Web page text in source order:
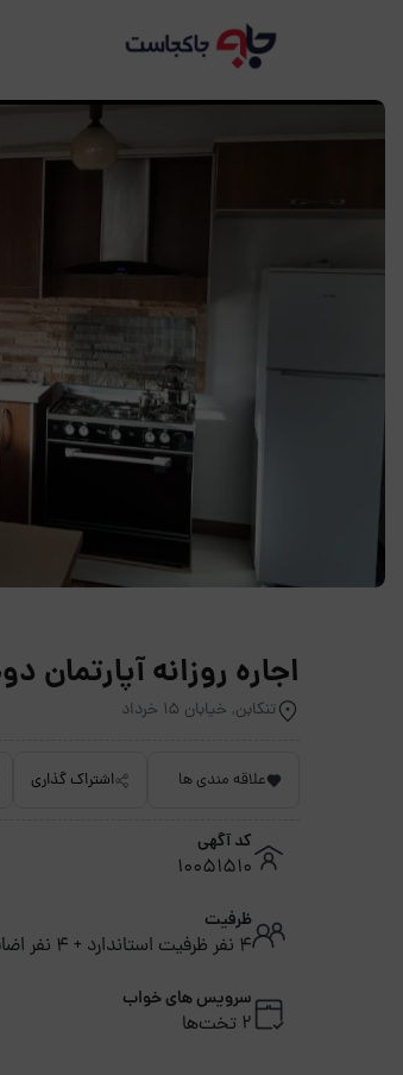
اجاره روزانه آپارتمان دوخواب
تنکابن, خیابان ۱۵ خرداد
علاقه مندی ها اشتراک گذاری
کد آگهی
10051510
ظرفیت
4 نفر ظرفیت استاندارد + 4 نفر اضافه
سرویس های خواب
2 تخت‌ها